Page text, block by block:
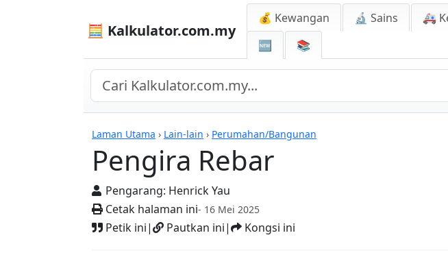
🧮 Kalkulator.com.my
💰 Kewangan 🔬 Sains 🚑
🆕
📚
Laman Utama › Lain-lain › Perumahan/Bangunan
Pengira Rebar
Pengarang: Henrick Yau
Cetak halaman ini- 16 Mei 2025
Petik ini| Pautkan ini| Kongsi ini
Pengira Rebar